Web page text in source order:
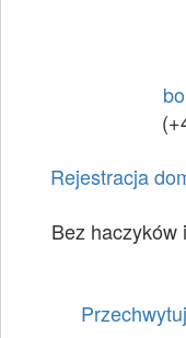
Rejestracja
Bez haczyków